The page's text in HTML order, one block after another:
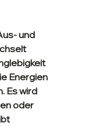
und
Energien
Es wird
oder